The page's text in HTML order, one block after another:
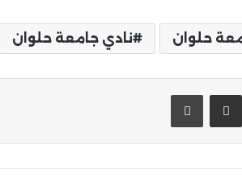
حلوان نادي جامعة حلوان
مشاركة عبر البريد طباعة